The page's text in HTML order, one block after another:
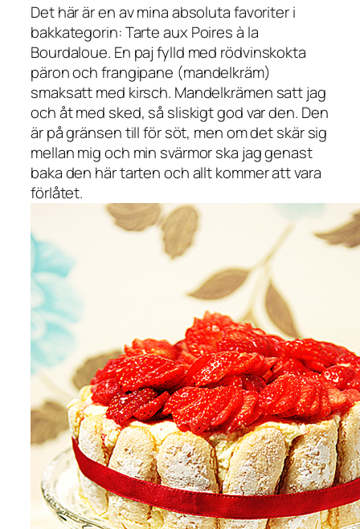
Det här är en av mina absoluta favoriter i
bakkategorin:Tarte aux Poires à la
Bourdaloue. En paj fylld med rödvinskokta
päron ochfrangipane (mandelkräm)
smaksatt med kirsch. Mandelkrämen satt jag
och åt med sked, så sliskigt god var den. Den
är på gränsen till för söt, men om det skär sig
mellan mig och min svärmor ska jag genast
baka den här tarten och allt kommer att vara
förlåtet.